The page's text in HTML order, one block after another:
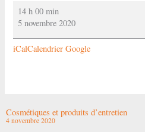
Art
Floral
14 h 00 min
5 novembre 2020
iCalCalendrier Google
Cosmétiques et produits d’entretien
4 novembre 2020